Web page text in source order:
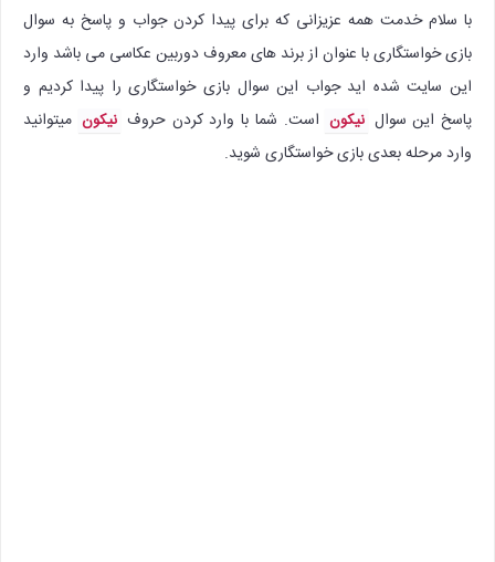
با سلام خدمت همه عزیزانی که برای پیدا کردن جواب و پاسخ به سوال
بازی خواستگاری با عنوان از برند های معروف دوربین عکاسی می باشد وارد
این سایت شده اید جواب این سوال بازی خواستگاری را پیدا کردیم و
پاسخ این سوال نیکون است. شما با وارد کردن حروف نیکون میتوانید
وارد مرحله بعدی بازی خواستگاری شوید.